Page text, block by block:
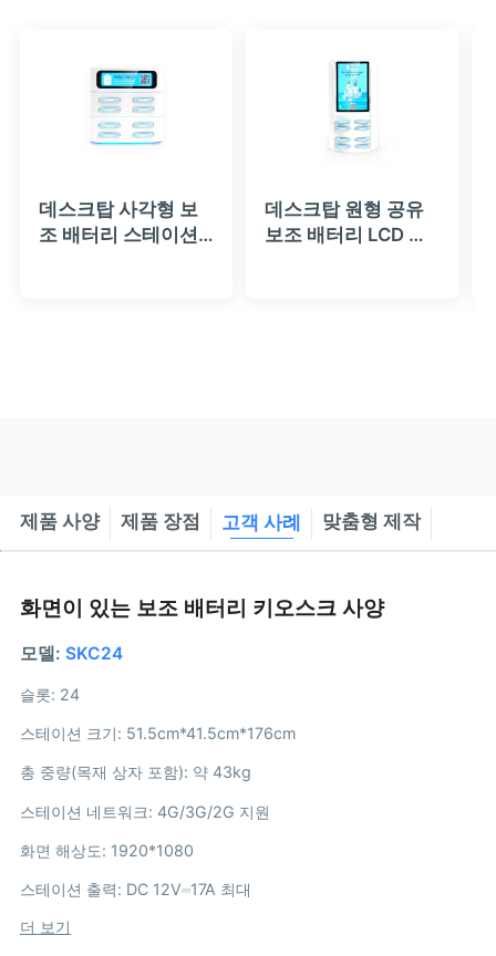
데스크탑 사각형 보
조 배터리 스테이션
데스크탑 원형 공유
보조 배터리 LCD 광
제품 사양 제품 장점 고객 사례 맞춤형 제작
화면이 있는 보조 배터리 키오스크 사양
모델: SKC24
슬롯: 24
스테이션 크기: 51.5cm*41.5cm*176cm
총 중량(목재 상자 포함): 약 43kg
스테이션 네트워크: 4G/3G/2G 지원
화면 해상도: 1920*1080
스테이션 출력: DC 12V⎓17A 최대
더 보기